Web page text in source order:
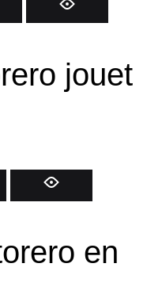
jouet
€
produit
plusieurs
variations.
en